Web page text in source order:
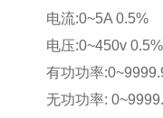
电流:0~5A 0.5%
电压:0~450v 0.5%
有功功率
无功功率: